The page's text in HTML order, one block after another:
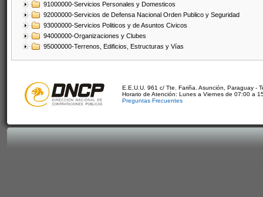
91000000-Servicios Personales y Domesticos
92000000-Servicios de Defensa Nacional Orden Publico y Seguridad
93000000-Servicios Politicos y de Asuntos Civicos
94000000-Organizaciones y Clubes
95000000-Terrenos, Edificios, Estructuras y Vías
E.E.U.U. 961 c/ Tte. Fariña. Asunción, Paraguay -
Horario de Atención: Lunes a Viernes de 07:00 a
Preguntas Frecuentes